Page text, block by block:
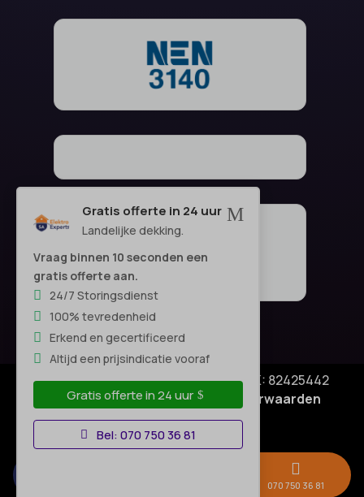
M
Gratis offerte in 24 uur
Landelijke dekking.
Vraag binnen 10 seconden een
gratis offerte aan.
24/7 Storingsdienst
100% tevredenheid
Erkend en gecertificeerd
Altijd een prijsindicatie vooraf
Gratis offerte in 24 uur
Bel: 070 750 36 81
© Copyright SA Elektro Experts - KVK: 82425442
Privacyverklaring|Algemene voorwaarden
Disclaimer–

070 750 36 81